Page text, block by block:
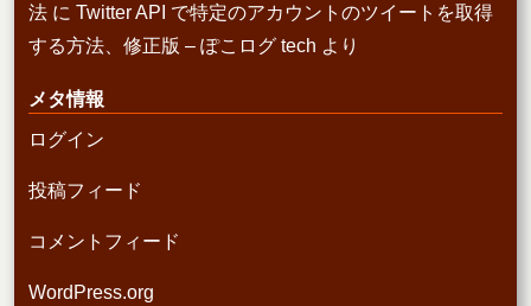
法 に Twitter API で特定のアカウントのツイートを取得
する方法、修正版 – ぽこログ tech より
メタ情報
ログイン
投稿フィード
コメントフィード
WordPress.org